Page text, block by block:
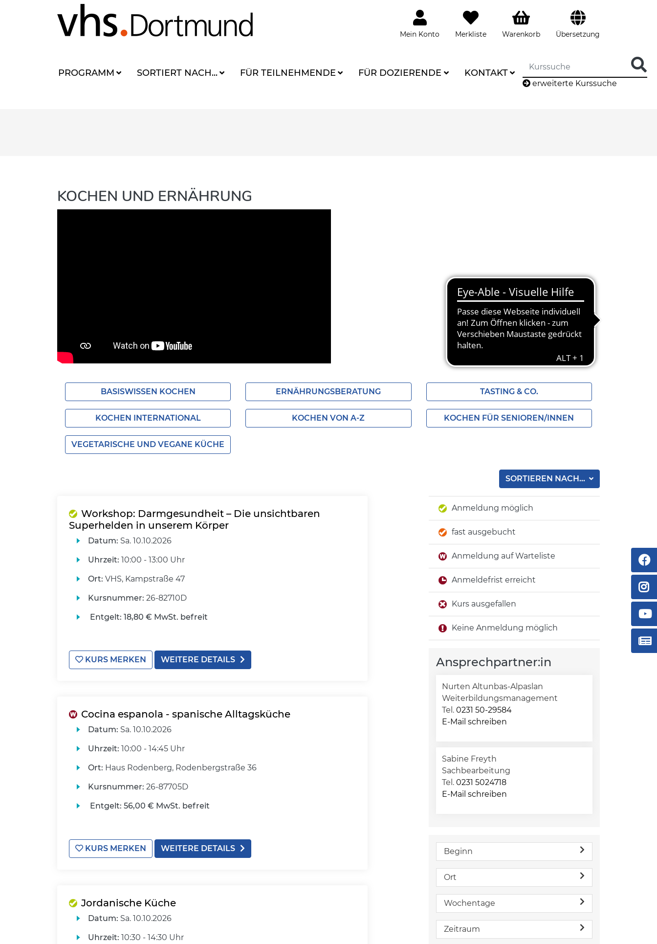
Mein Konto Merkliste Warenkorb Übersetzung
PROGRAMM SORTIERT NACH... FÜR TEILNEHMENDE FÜR DOZIERENDE KONTAKT
erweiterte Kurssuche
KOCHEN UND ERNÄHRUNG
BASISWISSEN KOCHEN ERNÄHRUNGSBERATUNG TASTING & CO.
KOCHEN INTERNATIONAL KOCHEN VON A-Z KOCHEN FÜR SENIOREN/INNEN
VEGETARISCHE UND VEGANE KÜCHE
SORTIEREN NACH...
Workshop: Darmgesundheit – Die unsichtbaren
Superhelden in unserem Körper
Datum: Sa. 10.10.2026
Uhrzeit: 10:00 - 13:00 Uhr
Ort: VHS, Kampstraße 47
Kursnummer: 26-82710D
Entgelt: 18,80 € MwSt. befreit
KURS MERKEN WEITERE DETAILS
Cocina espanola - spanische Alltagsküche
Datum: Sa. 10.10.2026
Uhrzeit: 10:00 - 14:45 Uhr
Ort: Haus Rodenberg, Rodenbergstraße 36
Kursnummer: 26-87705D
Entgelt: 56,00 € MwSt. befreit
KURS MERKEN WEITERE DETAILS
Jordanische Küche
Datum: Sa. 10.10.2026
Uhrzeit: 10:30 - 14:30 Uhr
Anmeldung möglich
fast ausgebucht
Anmeldung auf Warteliste
Anmeldefrist erreicht
Kurs ausgefallen
Keine Anmeldung möglich
Ansprechpartner:in
Nurten Altunbas-Alpaslan
Weiterbildungsmanagement
Tel. 0231 50-29584
E-Mail schreiben
Sabine Freyth
Sachbearbeitung
Tel. 0231 5024718
E-Mail schreiben
Beginn
Ort
Wochentage
Zeitraum